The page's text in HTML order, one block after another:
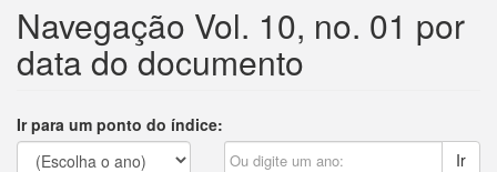
Navegação Vol. 10, no. 01 por
data do documento
Ir para um ponto do índice:
Ir